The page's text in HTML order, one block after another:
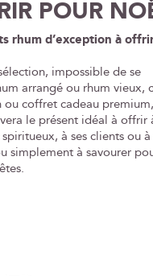
POUR
rhum d’exception à
impossible de se
arrangé ou rhum vieux,
coffret cadeau premium,
le présent idéal à offrir
à ses clients ou à
simplement à savourer